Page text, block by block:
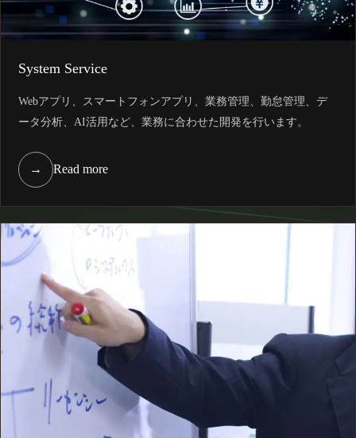
System Service
Webアプリ、スマートフォンアプリ、業務管理、勤怠管理、デ
ータ分析、AI活用など、業務に合わせた開発を行います。
→ Read more